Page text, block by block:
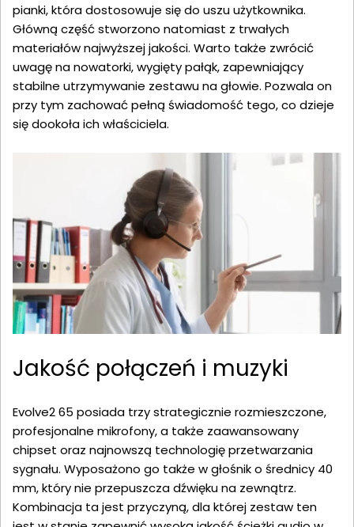
pianki, która dostosowuje się do uszu użytkownika.
Główną część stworzono natomiast z trwałych
materiałów najwyższej jakości. Warto także zwrócić
uwagę na nowatorki, wygięty pałąk, zapewniający
stabilne utrzymywanie zestawu na głowie. Pozwala on
przy tym zachować pełną świadomość tego, co dzieje
się dookoła ich właściciela.
Jakość połączeń i muzyki
Evolve2 65 posiada trzy strategicznie rozmieszczone,
profesjonalne mikrofony, a także zaawansowany
chipset oraz najnowszą technologię przetwarzania
sygnału. Wyposażono go także w głośnik o średnicy 40
mm, który nie przepuszcza dźwięku na zewnątrz.
Kombinacja ta jest przyczyną, dla której zestaw ten